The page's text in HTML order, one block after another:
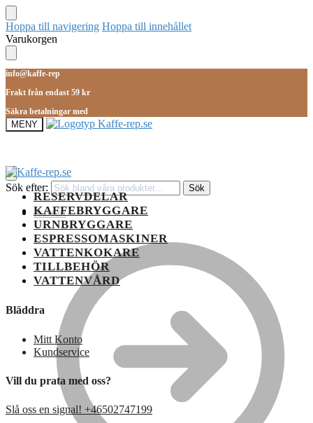
Hoppa till navigering Hoppa till innehållet
Varukorgen
info@kaffe-rep
Frakt från endast 59 kr
Säkra betalningar med
MENY
Sök efter: Sök
Kassan
RESERVDELAR
KAFFEBRYGGARE
URNBRYGGARE
ESPRESSOMASKINER
VATTENKOKARE
TILLBEHÖR
VATTENVÅRD
Bläddra
Mitt Konto
Kundservice
Vill du prata med oss?
Slå oss en signal! +46502747199